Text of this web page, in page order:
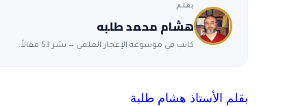
بقلم
هشام محمد طلبه
كاتب في موسوعة الإعجاز العلمي — نشر 53 مقالاً.
بقلم الأستاذ هشام طلبة